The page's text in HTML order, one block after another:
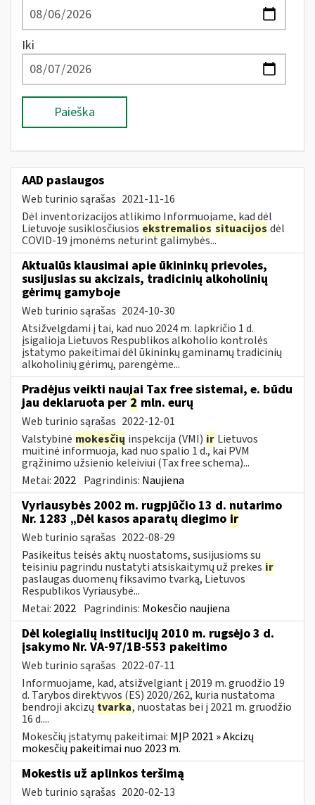
Iki
Paieška
AAD paslaugos
Web turinio sąrašas 2021-11-16
Dėl inventorizacijos atlikimo Informuojame, kad dėl
Lietuvoje susiklosčiusios ekstremalios situacijos dėl
COVID-19 įmonėms neturint galimybės...
Aktualūs klausimai apie ūkininkų prievoles,
susijusias su akcizais, tradicinių alkoholinių
gėrimų gamyboje
Web turinio sąrašas 2024-10-30
Atsižvelgdami į tai, kad nuo 2024 m. lapkričio 1 d.
įsigalioja Lietuvos Respublikos alkoholio kontrolės
įstatymo pakeitimai dėl ūkininkų gaminamų tradicinių
alkoholinių gėrimų, parengėme...
Pradėjus veikti naujai Tax free sistemai, e. būdu
jau deklaruota per 2 mln. eurų
Web turinio sąrašas 2022-12-01
Valstybinė mokesčių inspekcija (VMI) ir Lietuvos
muitinė informuoja, kad nuo spalio 1 d., kai PVM
grąžinimo užsienio keleiviui (Tax free schema)...
Metai: 2022 Pagrindinis: Naujiena
Vyriausybės 2002 m. rugpjūčio 13 d. nutarimo
Nr. 1283 „Dėl kasos aparatų diegimo ir
Web turinio sąrašas 2022-08-29
Pasikeitus teisės aktų nuostatoms, susijusioms su
teisiniu pagrindu nustatyti atsiskaitymų už prekes ir
paslaugas duomenų fiksavimo tvarką, Lietuvos
Respublikos Vyriausybė...
Metai: 2022 Pagrindinis: Mokesčio naujiena
Dėl kolegialių institucijų 2010 m. rugsėjo 3 d.
įsakymo Nr. VA-97/1B-553 pakeitimo
Web turinio sąrašas 2022-07-11
Informuojame, kad, atsižvelgiant į 2019 m. gruodžio 19
d. Tarybos direktyvos (ES) 2020/262, kuria nustatoma
bendroji akcizų tvarka, nuostatas bei į 2021 m. gruodžio
16 d....
Mokesčių įstatymų pakeitimai: MĮP 2021 » Akcizų
mokesčių pakeitimai nuo 2023 m.
Mokestis už aplinkos teršimą
Web turinio sąrašas 2020-02-13